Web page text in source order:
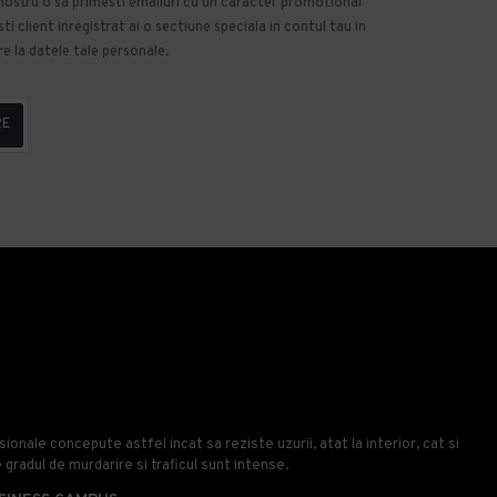
client inregistrat ai o sectiune speciala in contul tau in
la datele tale personale.
concepute astfel incat sa reziste uzurii, atat la interior, cat si
gradul de murdarire si traficul sunt intense.